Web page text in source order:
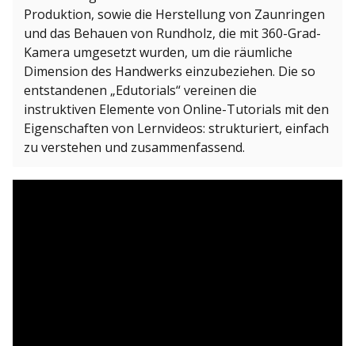
Produktion, sowie die Herstellung von Zaunringen
und das Behauen von Rundholz, die mit 360-Grad-
Kamera umgesetzt wurden, um die räumliche
Dimension des Handwerks einzubeziehen. Die so
entstandenen „Edutorials“ vereinen die
instruktiven Elemente von Online-Tutorials mit den
Eigenschaften von Lernvideos: strukturiert, einfach
zu verstehen und zusammenfassend.